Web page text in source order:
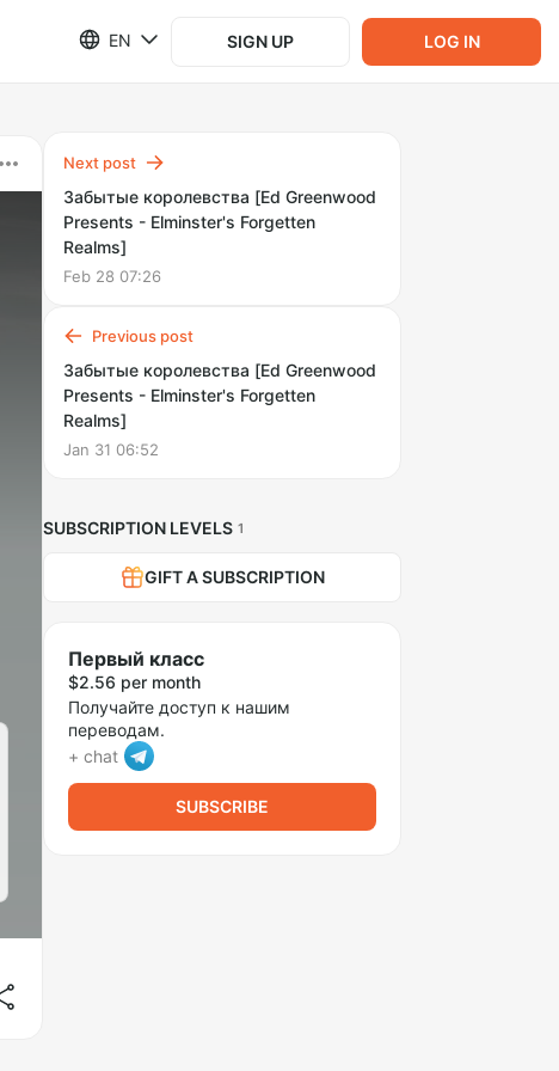
EN SIGN UP LOG IN
Next post
Забытые королевства [Ed Greenwood
Presents - Elminster's Forgetten
Realms]
Feb 28 07:26
Previous post
Забытые королевства [Ed Greenwood
Presents - Elminster's Forgetten
Realms]
Jan 31 06:52
SUBSCRIPTION LEVELS 1
GIFT A SUBSCRIPTION
Первый класс
$2.56 per month
Получайте доступ к нашим
переводам.
+ chat
SUBSCRIBE